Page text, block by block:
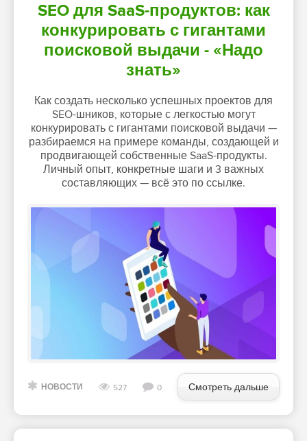
SEO для SaaS-продуктов: как
конкурировать с гигантами
поисковой выдачи - «Надо
знать»
Как создать несколько успешных проектов для
SEO-шников, которые с легкостью могут
конкурировать с гигантами поисковой выдачи —
разбираемся на примере команды, создающей и
продвигающей собственные SaaS-продукты.
Личный опыт, конкретные шаги и 3 важных
составляющих — всё это по ссылке.
НОВОСТИ 527 0 Смотреть дальше